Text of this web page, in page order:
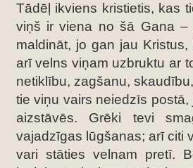
Tādēļ ikviens kristietis, kas
viņš ir viena no šā Gana –
maldināt, jo gan jau
arī velns viņam uzbruktu ar
netiklību, zagšanu,
tie viņu vairs neiedzīs
aizstāvēs. Grēki tevi
vajadzīgas lūgšanas; arī citi
vari stāties velnam pretī.